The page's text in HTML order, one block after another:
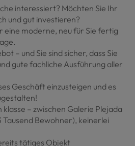
interessiert? Möchten Sie Ihr
und gut investieren?
eine moderne, neu für Sie fertig
– und Sie sind sicher, dass Sie
gute fachliche Ausführung aller
Geschäft einzusteigen und es
klasse – zwischen Galerie Plejada
Bewohner), keinerlei
tätiges Objekt